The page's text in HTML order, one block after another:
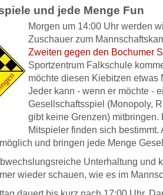
und jede Menge Fun
Morgen um 14:00 Uhr werden
Zuschauer zum
Zweiten gegen den Bochumer
Sportzentrum Falkschule
möchte diesen Kiebitzen etwas
Jeder kann - wenn er möchte -
Gesellschaftsspiel (Monopoly,
gibt keine Grenzen) mitbringen.
Mitspieler finden sich bestimmt.
und bringen jede Menge
Unterhaltung und
wieder schauen, wie es im